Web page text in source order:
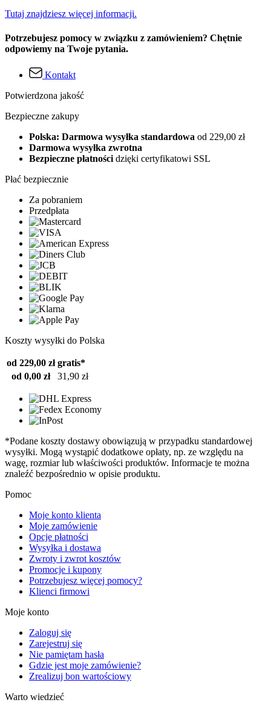
Tutaj znajdziesz więcej informacji.
Potrzebujesz pomocy w związku z zamówieniem? Chętnie
odpowiemy na Twoje pytania.
Kontakt
Potwierdzona jakość
Bezpieczne zakupy
Polska: Darmowa wysyłka standardowa od 229,00 zł
Darmowa wysyłka zwrotna
Bezpieczne płatności dzięki certyfikatowi SSL
Płać bezpiecznie
Za pobraniem
Przedpłata
Koszty wysyłki do Polska
od 229,00 zł gratis*
od 0,00 zł
31,90 zł
*Podane koszty dostawy obowiązują w przypadku standardowej
wysyłki. Mogą wystąpić dodatkowe opłaty, np. ze względu na
wagę, rozmiar lub właściwości produktów. Informacje te można
znaleźć bezpośrednio w opisie produktu.
Pomoc
Moje konto klienta
Moje zamówienie
Opcje płatności
Wysyłka i dostawa
Zwroty i zwrot kosztów
Promocje i kupony
Potrzebujesz więcej pomocy?
Klienci firmowi
Moje konto
Zaloguj się
Zarejestruj się
Nie pamiętam hasła
Gdzie jest moje zamówienie?
Zrealizuj bon wartościowy
Warto wiedzieć